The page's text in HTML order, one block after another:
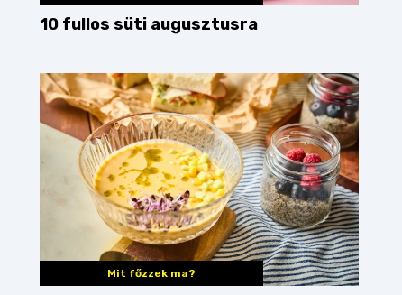
10 fullos süti augusztusra
Mit főzzek ma?